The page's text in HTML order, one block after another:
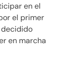
en el
el primer
decidido
en marcha